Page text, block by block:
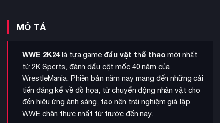
MÔ TẢ
WWE 2K24là tựa game đấu vật thể thao mới nhất
từ 2K Sports, đánh dấu cột mốc 40 năm của
WrestleMania. Phiên bản năm nay mang đến những cải
tiến đáng kể về đồ họa, từ chuyển động nhân vật cho
đến hiệu ứng ánh sáng, tạo nên trải nghiệm giả lập
WWE chân thực nhất từ trước đến nay.